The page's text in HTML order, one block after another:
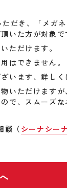
だき、「メガ
いた方が対象で
ただけます。
はできません。
います、詳しく
いただけます
で、スムーズ
談（ シーナシー